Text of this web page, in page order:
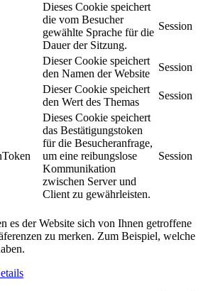
Dieses Cookie speichert
die vom Besucher
gewählte Sprache für die
Dauer der Sitzung.
Session
Dieser Cookie speichert
den Namen der Website
Session
Dieser Cookie speichert
den Wert des Themas
Session
Dieses Cookie speichert
das Bestätigungstoken
für die Besucheranfrage,
um eine reibungslose
Kommunikation
zwischen Server und
Client zu gewährleisten.
Session
es der Website sich von Ihnen getroffene
zu merken. Zum Beispiel, welche